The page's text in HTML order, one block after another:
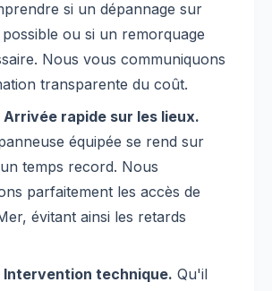
si un dépannage sur
ou si un remorquage
Nous vous communiquons
transparente du coût.
Arrivée rapide sur les lieux.
équipée se rend sur
temps record. Nous
parfaitement les accès de
évitant ainsi les retards
Intervention technique. Qu'il